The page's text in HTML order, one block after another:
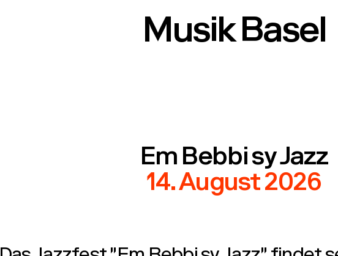
Musik Basel
Em Bebbi sy Jazz
14. August 2026